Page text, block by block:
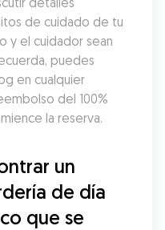
de cuidado de tu
y el cuidador sean
puedes
en cualquier
del 100%
la reserva.
un
de día
que se